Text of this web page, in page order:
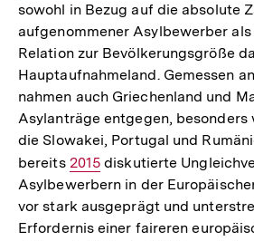
sowohl in Bezug auf die absolute
aufgenommener Asylbewerber
Relation zur Bevölkerungsgröße
Hauptaufnahmeland. Gemessen
nahmen auch Griechenland und
Asylanträge entgegen, besonders
die Slowakei, Portugal und
bereits Interner
Link:
2015 diskutierte
Asylbewerbern in der
vor stark ausgeprägt und
Erfordernis einer faireren